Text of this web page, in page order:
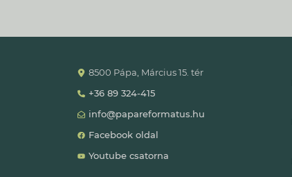
8500 Pápa, Március 15. tér
+36 89 324-415
info@papareformatus.hu
Facebook oldal
Youtube csatorna